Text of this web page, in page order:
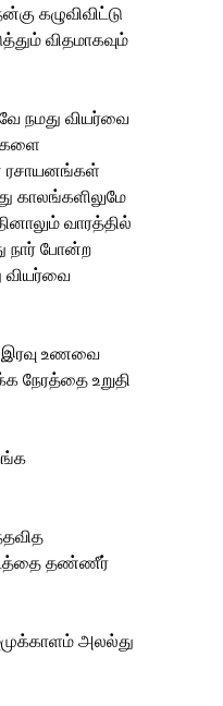
கழுவிவிட்டு
விதமாகவும்
நமது வியர்வை
ரசாயனங்கள்
காலங்களிலுமே
வாரத்தில்
நார் போன்ற
வியர்வை
இரவு உணவை
நேரத்தை உறுதி
இடத்தை தண்ணீர்
அலல்து